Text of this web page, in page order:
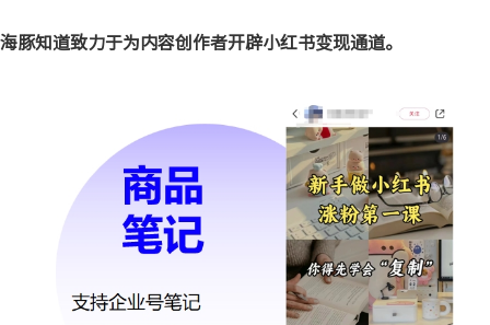
海豚知道致力于为内容创作者开辟小红书变现通道。